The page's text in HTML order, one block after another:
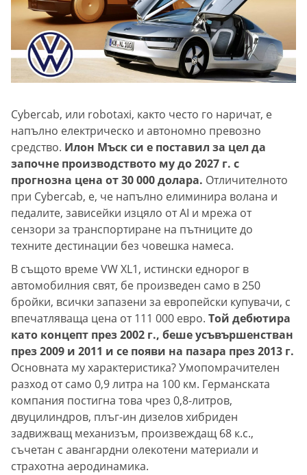
Cybercab, или robotaxi, както често го наричат, е
напълно електрическо и автономно превозно
средство. Илон Мъск си е поставил за цел да
започне производството му до 2027 г. с
прогнозна цена от 30 000 долара. Отличителното
при Cybercab, е, че напълно елиминира волана и
педалите, зависейки изцяло от AI и мрежа от
сензори за транспортиране на пътниците до
техните дестинации без човешка намеса.
В същото време VW XL1, истински еднорог в
автомобилния свят, бе произведен само в 250
бройки, всички запазени за европейски купувачи, с
впечатляваща цена от 111 000 евро. Той дебютира
като концепт през 2002 г., беше усъвършенстван
през 2009 и 2011 и се появи на пазара през 2013 г.
Основната му характеристика? Умопомрачителен
разход от само 0,9 литра на 100 км. Германската
компания постигна това чрез 0,8-литров,
двуцилиндров, плъг-ин дизелов хибриден
задвижващ механизъм, произвеждащ 68 к.с.,
съчетан с авангардни олекотени материали и
страхотна аеродинамика.